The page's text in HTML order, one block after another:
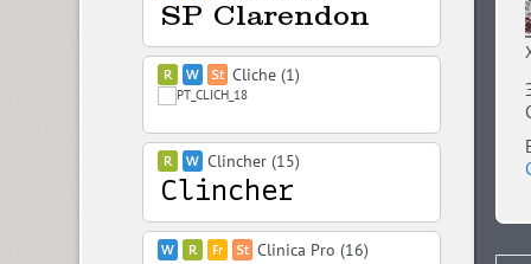
Cliche (1)
Clincher (15)
Clinica Pro (16)